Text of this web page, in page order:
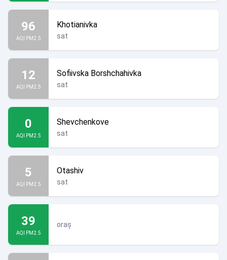
96
AQI PM2.5
Khotianivka
sat
12
AQI PM2.5
Sofiivska Borshchahivka
sat
0
AQI PM2.5
Shevchenkove
sat
5
AQI PM2.5
Otashiv
sat
39
AQI PM2.5
oraș